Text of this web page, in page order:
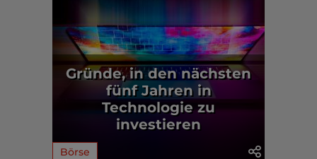
Gründe, in den nächsten
fünf Jahren in
Technologie zu
investieren
Börse